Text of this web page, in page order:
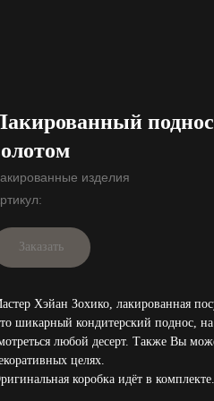
изделия
Заказать
Хэйан Зохико, лакированная
шикарный кондитерский поднос, на
любой десерт. Также Вы
целях.
коробка идёт в комплекте.